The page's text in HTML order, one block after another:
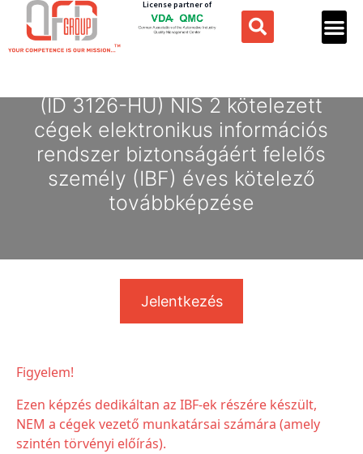
License partner of
(ID 3126-HU) NIS 2 kötelezett
cégek elektronikus információs
rendszer biztonságáért felelős
személy (IBF) éves kötelező
továbbképzése
Jelentkezés
Figyelem!
Ezen képzés dedikáltan az IBF-ek részére készült,
NEM a cégek vezető munkatársai számára (amely
szintén törvényi előírás).